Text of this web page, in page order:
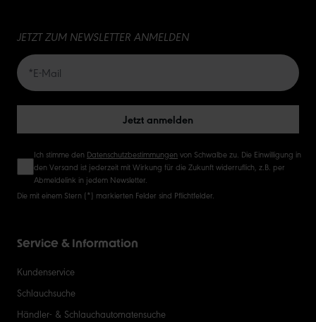
20
JETZT ZUM NEWSLETTER ANMELDEN
Jetzt anmelden
Ich stimme den Datenschutzbestimmungen von Schwalbe zu. Die Einwilligung in
den Versand ist jederzeit mit Wirkung für die Zukunft widerruflich, z.B. per
Abmeldelink in jedem Newsletter.
Die mit einem Stern (*) markierten Felder sind Pflichtfelder.
Service & Information
Kundenservice
Schlauchsuche
Händler- & Schlauchautomatensuche